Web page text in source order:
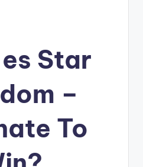
Star
–
To